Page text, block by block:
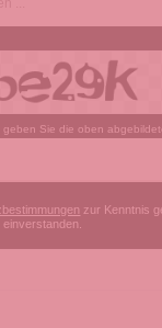
geben Sie die oben
zur Kenntnis